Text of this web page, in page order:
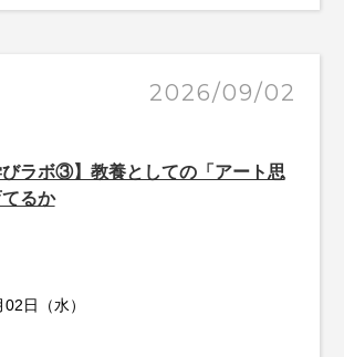
2026/09/02
びラボ③】教養としての「アート思
るか
日（水）